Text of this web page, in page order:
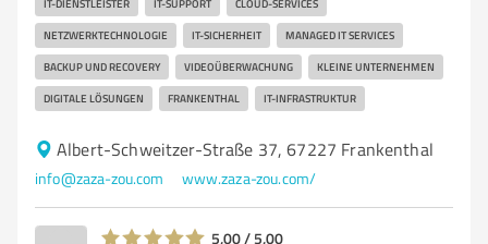
IT-DIENSTLEISTER IT-SUPPORT CLOUD-SERVICES
NETZWERKTECHNOLOGIE IT-SICHERHEIT MANAGED IT SERVICES
BACKUP UND RECOVERY VIDEOÜBERWACHUNG KLEINE UNTERNEHMEN
DIGITALE LÖSUNGEN FRANKENTHAL IT-INFRASTRUKTUR
Albert-Schweitzer-Straße 37, 67227 Frankenthal
info@zaza-zou.com www.zaza-zou.com/
5,00 / 5,00